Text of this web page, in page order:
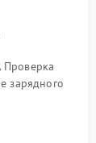
Проверка
зарядного
проблемы.